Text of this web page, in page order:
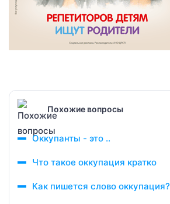
Похожие вопросы
Оккупанты - это ..
Что такое оккупация кратко
Как пишется слово оккупация?